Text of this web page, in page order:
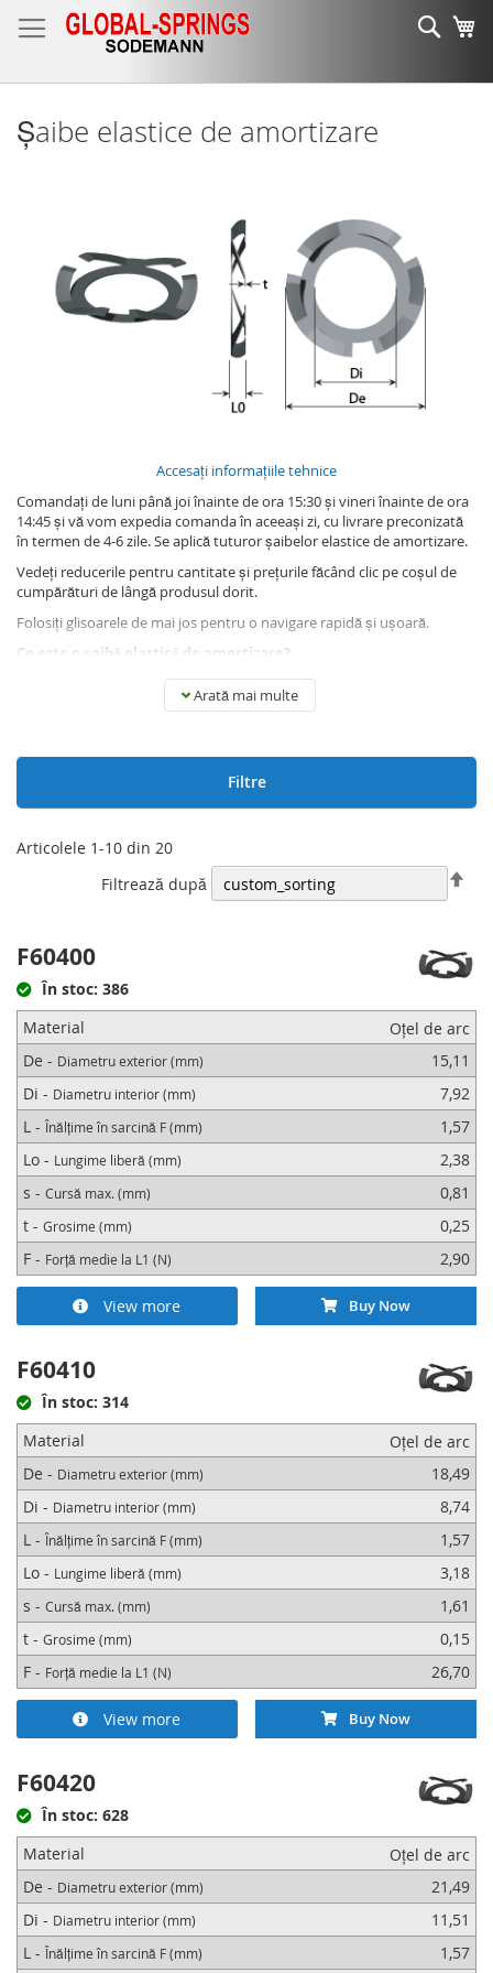
Mergeti
la
Șaibe elastice de amortizare
Accesați informațiile tehnice
Comandați de luni până joi înainte de ora 15:30 și vineri înainte de ora
14:45 și vă vom expedia comanda în aceeași zi, cu livrare preconizată
în termen de 4-6 zile. Se aplică tuturor șaibelor elastice de amortizare.
Vedeți reducerile pentru cantitate și prețurile făcând clic pe coșul de
cumpărături de lângă produsul dorit.
Folosiți glisoarele de mai jos pentru o navigare rapidă și ușoară.
Ce este o șaibă elastică de amortizare?
compensarea unui joc axial care poate apărea în structuri, cum ar fi, de
exemplu, prin rulmenți cu bile. Șaibele elastice de amortizare pot fi
Arată mai multe
Filtre
Articolele 1-10 din 20
Filtrează după
F60400
În stoc: 386
Material
Oțel de arc
De - Diametru exterior (mm)
15,11
Di - Diametru interior (mm)
7,92
L - Înălțime în sarcină F (mm)
1,57
Lo - Lungime liberă (mm)
2,38
s - Cursă max. (mm)
0,81
t - Grosime (mm)
0,25
F - Forță medie la L1 (N) 2,90
View more Buy Now
F60410
În stoc: 314
Material
Oțel de arc
De - Diametru exterior (mm)
18,49
Di - Diametru interior (mm)
8,74
L - Înălțime în sarcină F (mm)
1,57
Lo - Lungime liberă (mm)
3,18
s - Cursă max. (mm)
1,61
t - Grosime (mm)
0,15
F - Forță medie la L1 (N) 26,70
View more Buy Now
F60420
În stoc: 628
Material
Oțel de arc
De - Diametru exterior (mm)
21,49
Di - Diametru interior (mm)
11,51
L - Înălțime în sarcină F (mm)
1,57